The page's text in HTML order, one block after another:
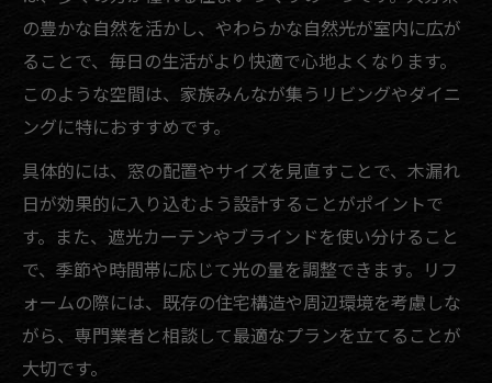
意
リフォームで快適さと光を両立させるコツ
リフォームなら大分県で明るい家づくり
大分県で明るい空間をリフォームで実現
木漏れ日が映えるリフォーム計画の立て方
リフォーム業者選びで失敗しない秘訣とは
明るい家を叶えるリフォームの工夫
リフォームで実感できる自然光の効果
暮らしを彩る木漏れ日のリフォーム事例集
の豊かな自然を活かし、やわらかな自然光が室内に広が
ることで、毎日の生活がより快適で心地よくなります。
このような空間は、家族みんなが集うリビングやダイニ
ングに特におすすめです。
具体的には、窓の配置やサイズを見直すことで、木漏れ
日が効果的に入り込むよう設計することがポイントで
す。また、遮光カーテンやブラインドを使い分けること
で、季節や時間帯に応じて光の量を調整できます。リフ
ォームの際には、既存の住宅構造や周辺環境を考慮しな
がら、専門業者と相談して最適なプランを立てることが
大切です。